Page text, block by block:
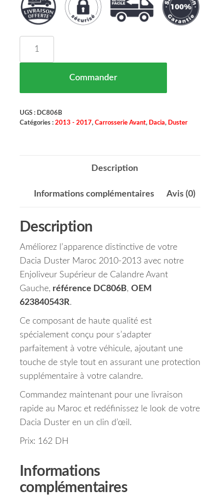
Commander
UGS : DC806B
Catégories : 2013 - 2017, Carrosserie Avant, Dacia, Duster
Description
Informations complémentaires Avis (0)
Description
Améliorez l’apparence distinctive de votre
Dacia Duster Maroc 2010-2013 avec notre
Enjoliveur Supérieur de Calandre Avant
Gauche, référence DC806B, OEM
623840543R.
Ce composant de haute qualité est
spécialement conçu pour s’adapter
parfaitement à votre véhicule, ajoutant une
touche de style tout en assurant une protection
supplémentaire à votre calandre.
Commandez maintenant pour une livraison
rapide au Maroc et redéfinissez le look de votre
Dacia Duster en un clin d’œil.
Prix: 162 DH
Informations
complémentaires